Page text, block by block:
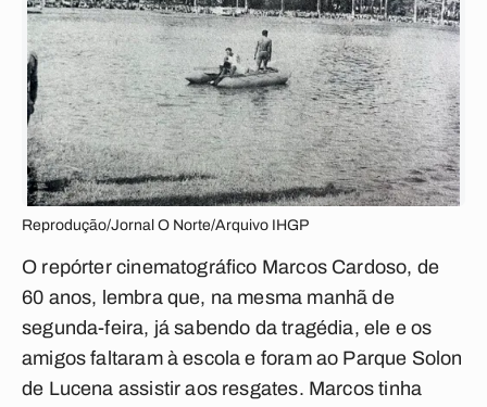
Reprodução/Jornal O Norte/Arquivo IHGP
O repórter cinematográfico Marcos Cardoso, de
60 anos, lembra que, na mesma manhã de
segunda-feira, já sabendo da tragédia, ele e os
amigos faltaram à escola e foram ao Parque Solon
de Lucena assistir aos resgates. Marcos tinha